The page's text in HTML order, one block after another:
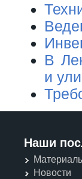
В
и
Наши
Новости